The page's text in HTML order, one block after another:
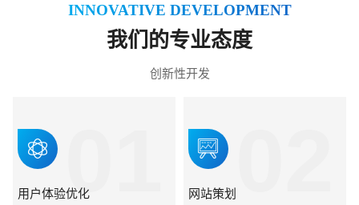
INNOVATIVE DEVELOPMENT
我们的专业态度
创新性开发
01
用户体验优化 网站策划